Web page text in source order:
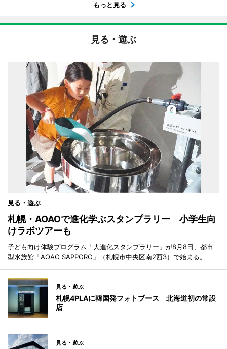
もっと見る
見る・遊ぶ
見る・遊ぶ
札幌・AOAOで進化学ぶスタンプラリー 小学生向
けラボツアーも
子ども向け体験プログラム「大進化スタンプラリー」が8月8日、都市
型水族館「AOAO SAPPORO」（札幌市中央区南2西3）で始まる。
見る・遊ぶ
札幌4PLAに韓国発フォトブース 北海道初の常設
店
見る・遊ぶ